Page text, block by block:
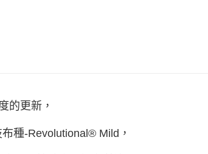
的更新，
種-Revolutional® Mild，